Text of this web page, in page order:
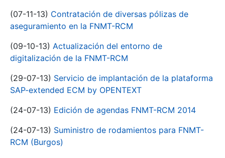
(07-11-13) Contratación de diversas pólizas de
aseguramiento en la FNMT-RCM
(09-10-13) Actualización del entorno de
digitalización de la FNMT-RCM
(29-07-13) Servicio de implantación de la plataforma
SAP-extended ECM by OPENTEXT
(24-07-13) Edición de agendas FNMT-RCM 2014
(24-07-13) Suministro de rodamientos para FNMT-
RCM (Burgos)